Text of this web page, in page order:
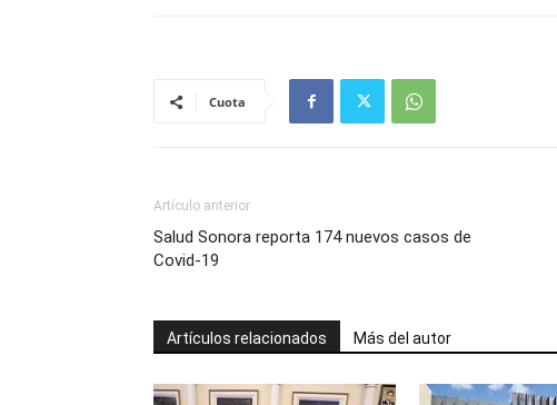
Cuota
Artículo anterior
Salud Sonora reporta 174 nuevos casos de
Covid-19
Artículos relacionados Más del autor